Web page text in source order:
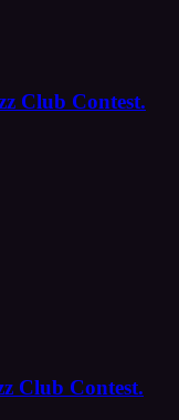
Club Contest.
Club Contest.